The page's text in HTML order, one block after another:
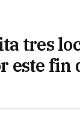
tres
este fin